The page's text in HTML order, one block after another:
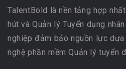
TalentBold là nền tảng hợp
hút và Quản lý Tuyển dụng
nghiệp đảm bảo nguồn lực
nghệ phần mềm Quản lý tuyển